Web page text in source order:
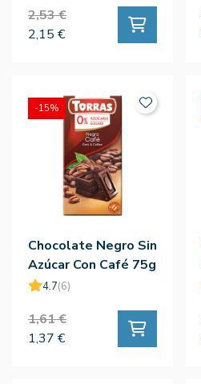
2,53 €
2,15 €
Chocolate Negro Sin
Azúcar Con Café 75g
- Torras
4.7(6)
1,61 €
1,37 €
-15%